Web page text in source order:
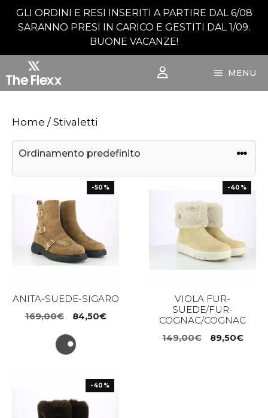
GLI ORDINI E RESI INSERITI A PARTIRE DAL 6/08
SARANNO PRESI IN CARICO E GESTITI DAL 1/09.
BUONE VACANZE!
MENU
Home / Stivaletti
-50%
ANITA-SUEDE-SIGARO
169,00€
Il
originale
era:
84,50€Il
-40%
VIOLA FUR-
SUEDE/FUR-
COGNAC/COGNAC
149,00€
Il
89,50€Il
-40%